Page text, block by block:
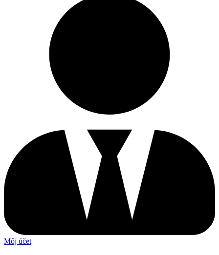
Môj účet